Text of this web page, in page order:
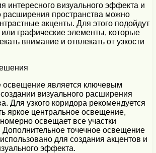
интересного визуального эффекта и
расширения пространства можно
акценты. Для этого подойдут
или графические элементы, которые
внимание и отвлекать от узкости
освещение является ключевым
визуального расширения
Для узкого коридора рекомендуется
яркое центральное освещение,
освещает все участки
точечное освещение
для создания акцентов и
эффекта.